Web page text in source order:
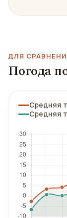
ДЛЯ
Погода
Средняя
Средняя